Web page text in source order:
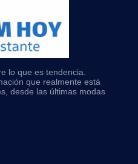
lo que es tendencia.
que realmente está
desde las últimas modas